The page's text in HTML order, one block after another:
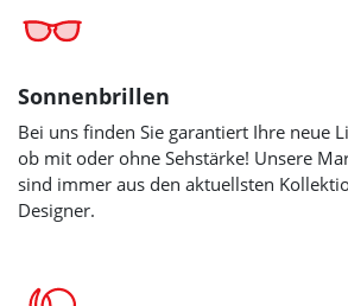
Sonnenbrillen
Bei uns finden Sie garantiert Ihre neue
ob mit oder ohne Sehstärke! Unsere
sind immer aus den aktuellsten
Designer.